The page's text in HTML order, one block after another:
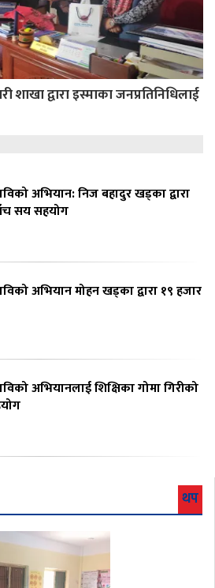
शाखा द्वारा इस्माका जनप्रतिनिधिलाई
अभियान: निज बहादुर खड्का द्वारा
सय सहयोग
अभियान मोहन खड्का द्वारा १९ हजार
अभियानलाई शिक्षिका गोमा गिरीको
थप